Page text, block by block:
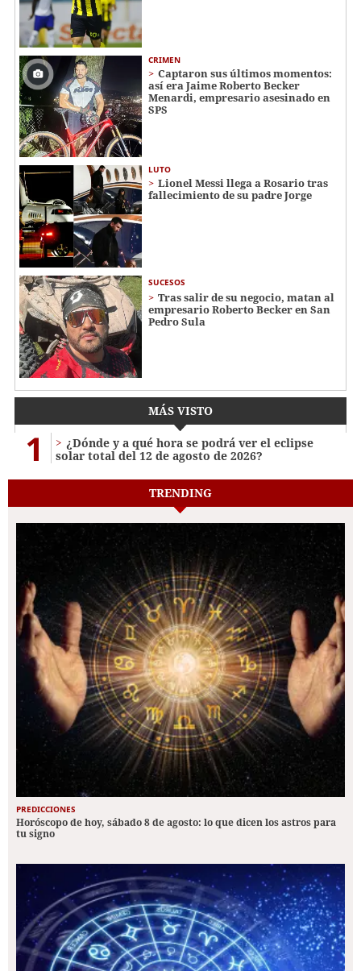
CRIMEN
Captaron sus últimos momentos:
así era Jaime Roberto Becker
Menardi​​​, empresario asesinado en
SPS
LUTO
Lionel Messi llega a Rosario tras
fallecimiento de su padre Jorge
SUCESOS
Tras salir de su negocio, matan al
empresario Roberto Becker en San
Pedro Sula
MÁS VISTO
1
¿Dónde y a qué hora se podrá ver el eclipse
solar total del 12 de agosto de 2026?
TRENDING
PREDICCIONES
Horóscopo de hoy, sábado 8 de agosto: lo que dicen los astros para
tu signo